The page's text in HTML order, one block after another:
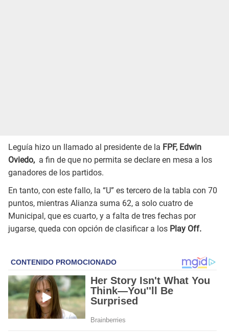
Leguía hizo un llamado al presidente de la FPF, Edwin
Oviedo, a fin de que no permita se declare en mesa a los
ganadores de los partidos.
En tanto, con este fallo, la “U” es tercero de la tabla con 70
puntos, mientras Alianza suma 62, a solo cuatro de
Municipal, que es cuarto, y a falta de tres fechas por
jugarse, queda con opción de clasificar a los Play Off.